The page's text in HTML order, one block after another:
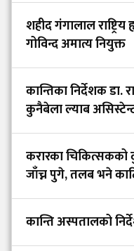
शहीद गंगालाल
गोविन्द अमात्य नियुक्त
कान्तिका निर्देशक डा.
कुनैबेला ल्याब
करारका चिकित्सकको
जाँच्न पुगे, तलब भने
कान्ति अस्पतालको